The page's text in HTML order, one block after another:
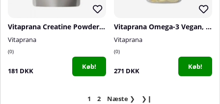
Vitaprana Creatine Powder, 300 g
Vitaprana
0
181 DKK Køb!
Vitaprana Omega-3 Vegan, 60 caps
Vitaprana
0
271 DKK Køb!
1 2 Næste ❯ ❯❙